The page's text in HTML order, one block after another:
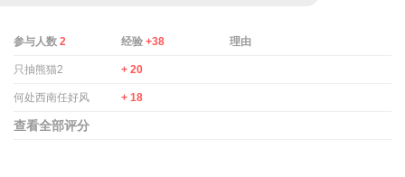
参与人数 2 经验+38 理由
只抽熊猫2 + 20
何处西南任好风 + 18
查看全部评分